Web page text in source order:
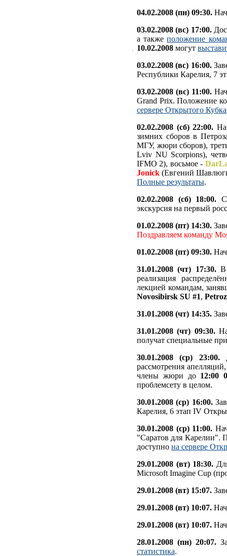
04.02.2008 (пн) 09:30.
03.02.2008 (вс) 17:00.
а такжеположение
10.02.2008 могут
03.02.2008 (вс) 16:00.
Республики Карелия, 7
03.02.2008 (вс) 11:00.
Grand Prix. Положение
сервере Открытого Кубка
02.02.2008 (сб) 22:00.
зимних сборов в
МГУ, жюри сборов),
Lviv NU Scorpions),
IFMO 2), восьмое -
Jonick (Евгений
Полные результаты.
02.02.2008 (сб) 18:00.
экскурсия на первый
01.02.2008 (пт) 14:30.
Поздравляем команду
01.02.2008 (пт) 09:30.
31.01.2008 (чт) 17:30.В
реализация
лекцией командам,
Novosibirsk SU #1,
31.01.2008 (чт) 14:35.
31.01.2008 (чт) 09:30.
получат специальные
30.01.2008 (ср) 23:00.
рассмотрения
члены жюри до 12:00
проблемсету в целом.
30.01.2008 (ср) 16:00.
Карелия, 6 этап IV
30.01.2008 (ср) 11:00.
"Саратов для Карелии".
доступно на сервере
29.01.2008 (вт) 18:30.
Microsoft Imagine Cup
29.01.2008 (вт) 15:07.
29.01.2008 (вт) 10:07.
29.01.2008 (вт) 10:07.
28.01.2008 (пн) 20:07.
статистика.